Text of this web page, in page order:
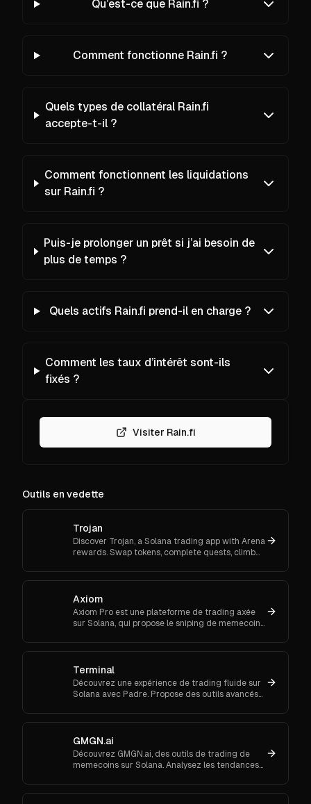
Qu’est-ce que Rain.fi ?
Comment fonctionne Rain.fi ?
Quels types de collatéral Rain.fi
accepte-t-il ?
Comment fonctionnent les liquidations
sur Rain.fi ?
Puis-je prolonger un prêt si j’ai besoin de
plus de temps ?
Quels actifs Rain.fi prend-il en charge ?
Comment les taux d’intérêt sont-ils
fixés ?
Visiter Rain.fi
Outils en vedette
Trojan
Discover Trojan, a Solana trading app with Arena
rewards. Swap tokens, complete quests, climb
now and start earn
Axiom
Axiom Pro est une plateforme de trading axée
sur Solana, qui propose le sniping de memecoins,
Terminal
Découvrez une expérience de trading fluide sur
Solana avec Padre. Propose des outils avancés
portefeuille.
GMGN.ai
Découvrez GMGN.ai, des outils de trading de
memecoins sur Solana. Analysez les tendances
des swaps inter-chaînes.